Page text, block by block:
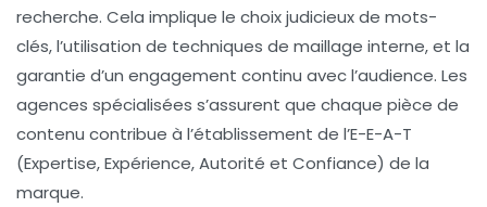
recherche. Cela implique le choix judicieux de mots-
clés, l’utilisation de techniques de maillage interne, et la
garantie d’un engagement continu avec l’audience. Les
agences spécialisées s’assurent que chaque pièce de
contenu contribue à l’établissement de l’E-E-A-T
(Expertise, Expérience, Autorité et Confiance) de la
marque.